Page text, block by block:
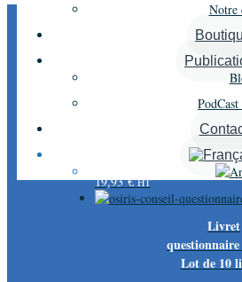
Notre
Portraits-Type
19,93€ HT
Livret
Lot de 10